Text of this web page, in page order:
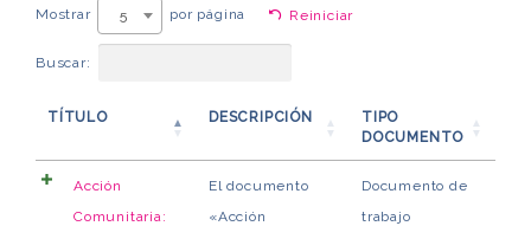
Mostrar 5 por página Reiniciar
Buscar:
TÍTULO DESCRIPCIÓN
TIPO
DOCUMENTO
Acción
Comunitaria:
El documento
«Acción
Documento de
trabajo